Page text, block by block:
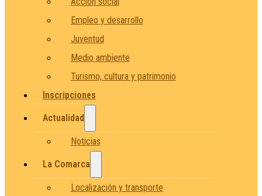
Empleo y desarrollo
Juventud
Medio ambiente
Turismo, cultura y patrimonio
Inscripciones
Actualidad
Noticias
La Comarca
Localización y transporte